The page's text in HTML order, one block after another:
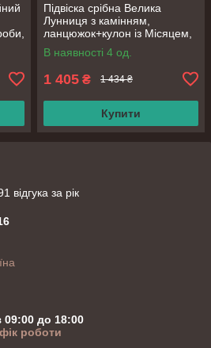
Підвіска срібна Велика
Лунниця з камінням,
ланцюжок+кулон із Місяцем,
срібло 925 проби, довжина
40+5 см
В наявності 4 од.
1 405 ₴ 1 434 ₴
Купити
відгука за рік
09:00 до 18:00
роботи